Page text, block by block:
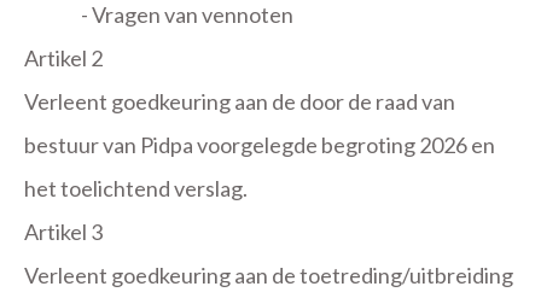
- Vragen van vennoten
Artikel 2
Verleent goedkeuring aan de door de raad van
bestuur van Pidpa voorgelegde begroting 2026 en
het toelichtend verslag.
Artikel 3
Verleent goedkeuring aan de toetreding/uitbreiding